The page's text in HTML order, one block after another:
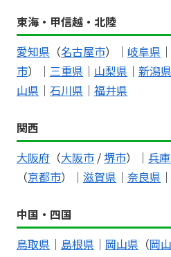
東海・甲信越・北陸
愛知県 （名古屋市）｜ 岐阜県 ｜
市）｜ 三重県 ｜ 山梨県 ｜ 新潟県
山県 ｜ 石川県 ｜ 福井県
関西
大阪府 （大阪市 / 堺市）｜ 兵
（京都市）｜ 滋賀県 ｜ 奈良県 ｜
中国・四国
鳥取県 ｜ 島根県 ｜ 岡山県 （岡